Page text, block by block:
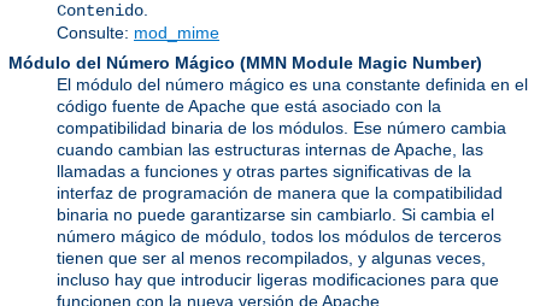
Contenido
Consulte: mod_mime
Módulo del Número Mágico (MMN Module Magic Number)
El módulo del número mágico es una constante definida en el
código fuente de Apache que está asociado con la
compatibilidad binaria de los módulos. Ese número cambia
cuando cambian las estructuras internas de Apache, las
llamadas a funciones y otras partes significativas de la
interfaz de programación de manera que la compatibilidad
binaria no puede garantizarse sin cambiarlo. Si cambia el
número mágico de módulo, todos los módulos de terceros
tienen que ser al menos recompilados, y algunas veces,
incluso hay que introducir ligeras modificaciones para que
funcionen con la nueva versión de Apache